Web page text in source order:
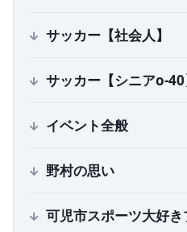
サッカー【社会人】
サッカー【シニアo-40
イベント全般
野村の思い
可児市スポーツ大好き